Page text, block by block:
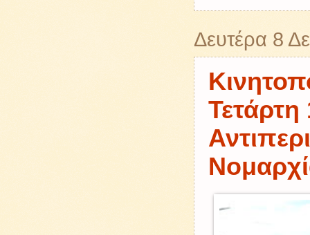
Δευτέρα 8